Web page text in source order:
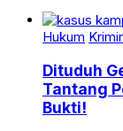
Hukum
Dituduh
Tantang
Bukti!